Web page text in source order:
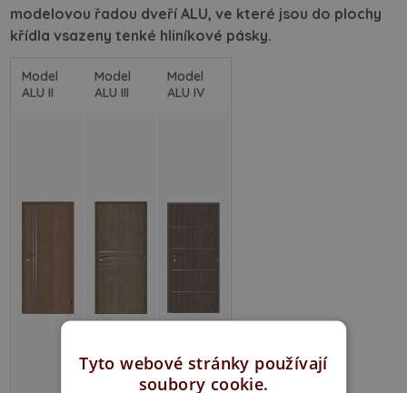
modelovou řadou dveří ALU, ve které jsou do plochy
křídla vsazeny tenké hliníkové pásky.
Model
ALU II
Model
ALU III
Model
ALU IV
Tyto webové stránky používají
soubory cookie.